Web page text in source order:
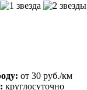
от 30 руб./км
круглосуточно